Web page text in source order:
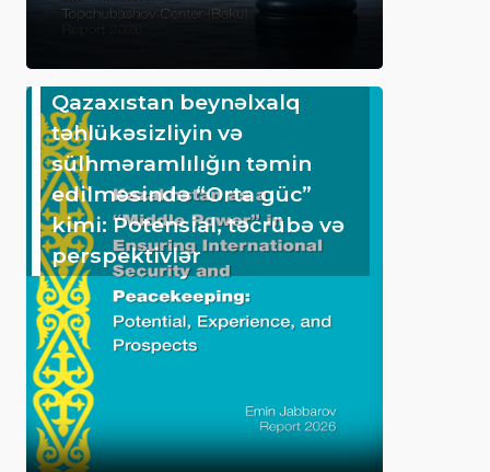
Qazaxıstan beynəlxalq
təhlükəsizliyin və
sülhməramlılığın təmin
edilməsində “Orta güc”
kimi: Potensial, təcrübə və
perspektivlər